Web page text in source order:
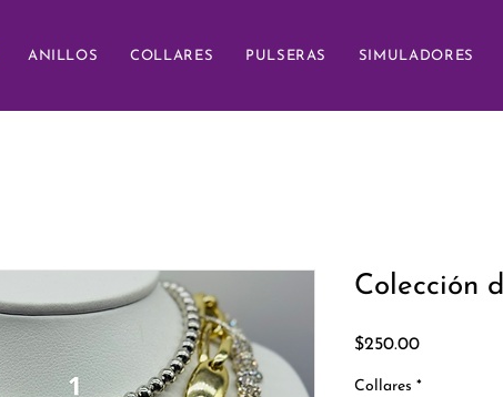
ANILLOS COLLARES PULSERAS SIMULADORES
Colección
$250.00Precio
Collares *